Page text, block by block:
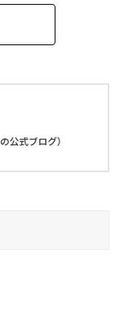
公式ブログ）